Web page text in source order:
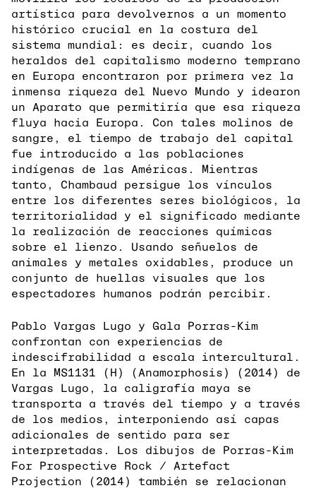
artística para devolvernos a un momento
histórico crucial en la costura del
sistema mundial: es decir, cuando los
heraldos del capitalismo moderno temprano
en Europa encontraron por primera vez la
inmensa riqueza del Nuevo Mundo y idearon
un Aparato que permitiría que esa riqueza
fluya hacia Europa. Con tales molinos de
sangre, el tiempo de trabajo del capital
fue introducido a las poblaciones
indígenas de las Américas. Mientras
tanto, Chambaud persigue los vínculos
entre los diferentes seres biológicos, la
territorialidad y el significado mediante
la realización de reacciones químicas
sobre el lienzo. Usando señuelos de
animales y metales oxidables, produce un
conjunto de huellas visuales que los
espectadores humanos podrán percibir.
Pablo Vargas Lugo y Gala Porras-Kim
confrontan con experiencias de
indescifrabilidad a escala intercultural.
En la MS1131 (H) (Anamorphosis) (2014) de
Vargas Lugo, la caligrafía maya se
transporta a través del tiempo y a través
de los medios, interponiendo así capas
adicionales de sentido para ser
interpretadas. Los dibujos de Porras-Kim
For Prospective Rock / Artefact
Projection (2014) también se relacionan